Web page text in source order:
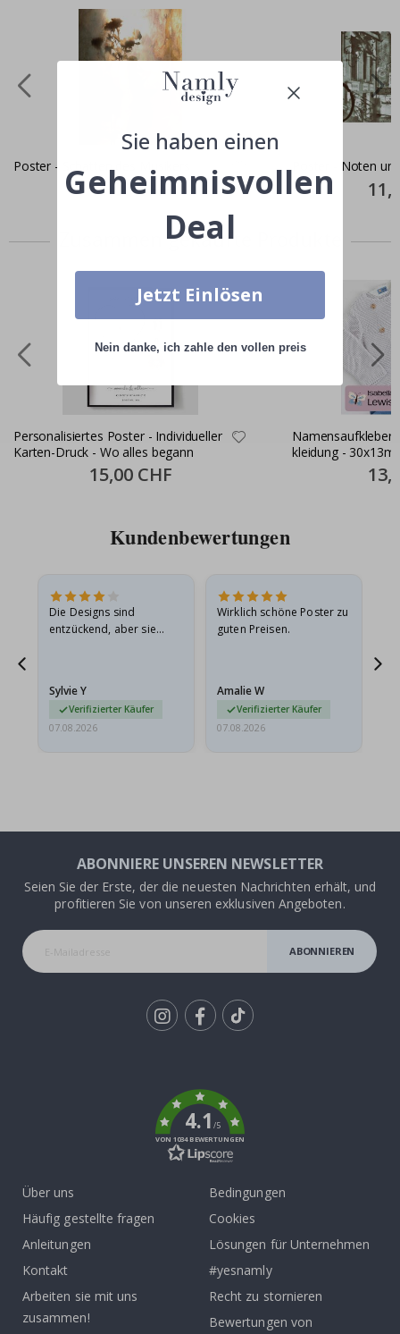
Poster - Schatten des Musikers
Special
Price
11,00 CHF
Poster - Noten
Price
Zusammen gekaufte Produkte
Personalisiertes Poster - Individueller
Karten-Druck - Wo alles begann
Special
Price
15,00 CHF
Namensaufkleber
kleidung -
Price
Kundenbewertungen
Die Designs sind
entzückend, aber sie
sie…
Sylvie Y
Verifizierter Käufer
07.08.2026
Wirklich schöne Poster zu
guten Preisen.
Amalie W
Verifizierter Käufer
07.08.2026
ABONNIERE UNSEREN NEWSLETTER
Seien Sie der Erste, der die neuesten Nachrichten erhält, und
profitieren Sie von unseren exklusiven Angeboten.
ABONNIEREN
4.1/5
VON 1034 BEWERTUNGEN
Über uns
Häufig gestellte fragen
Anleitungen
Kontakt
Arbeiten sie mit uns
zusammen!
Bedingungen
Cookies
Lösungen für Unternehmen
#yesnamly
Recht zu stornieren
Bewertungen von
Sie haben einen
Geheimnisvollen
Deal
Jetzt Einlösen
Nein danke, ich zahle den vollen preis